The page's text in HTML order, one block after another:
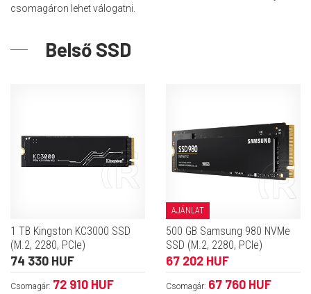
csomagáron lehet válogatni.
Belső SSD
1 TB Kingston KC3000 SSD
(M.2, 2280, PCIe)
74 330 HUF
Csomagár: 72 910 HUF
AJÁNLAT
500 GB Samsung 980 NVMe
SSD (M.2, 2280, PCIe)
67 202 HUF
Csomagár: 67 760 HUF